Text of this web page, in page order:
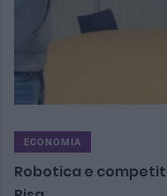
ECONOMIA
Robotica e